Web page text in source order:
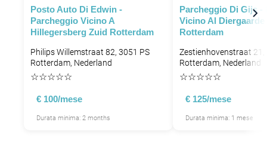
P
Posto Auto Di Edwin -
Parcheggio Vicino A
Hillegersberg Zuid Rotterdam
Philips Willemstraat 82, 3051 PS
Rotterdam, Nederland
☆☆☆☆☆
€ 100/mese
Durata minima: 2 months
Parcheggio Di Gijs -
Vicino Al
Rotterdam
Zestienhovenstraat 21,
Rotterdam, Nederland
☆☆☆☆☆
€ 125/mese
Durata minima: 1 mese